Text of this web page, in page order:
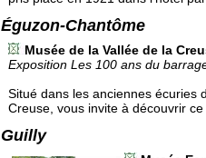
Éguzon-Chantôme
Musée de la Vallée de la
Exposition Les 100 ans du
Situé dans les anciennes écuries
Creuse, vous invite à découvrir
Guilly